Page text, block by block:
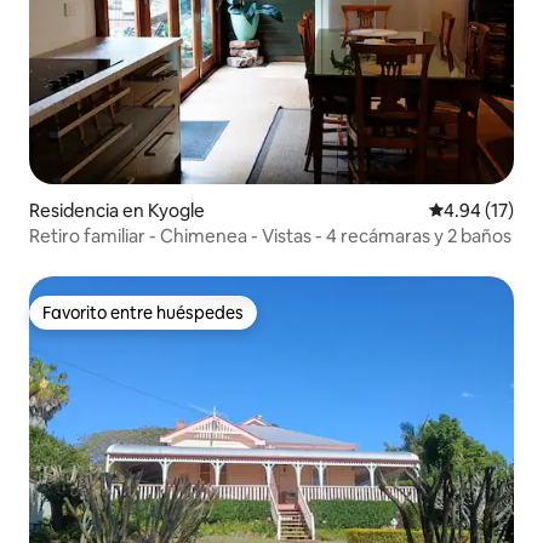
Residencia en Kyogle Calificación
4.94 (17)
Retiro familiar - Chimenea - Vistas - 4 recámaras y 2 baños
Favorito entre huéspedes
Favorito entre huéspedes